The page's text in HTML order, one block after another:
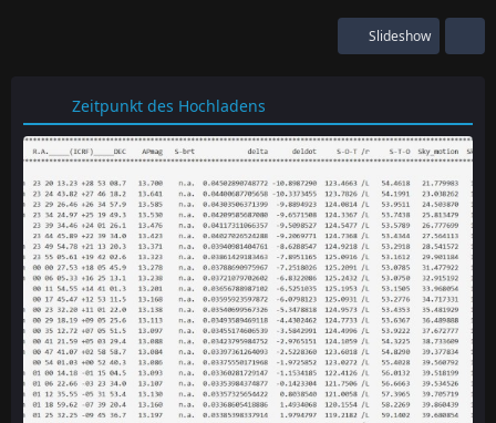
Slideshow
Zeitpunkt des Hochladens